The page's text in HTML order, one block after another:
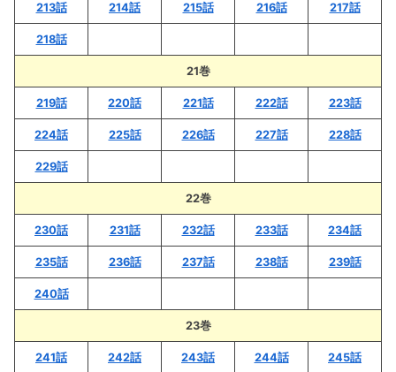
213話 214話 215話 216話 217話
218話
21巻
219話 220話 221話 222話 223話
224話 225話 226話 227話 228話
229話
22巻
230話 231話 232話 233話 234話
235話 236話 237話 238話 239話
240話
23巻
241話 242話 243話 244話 245話